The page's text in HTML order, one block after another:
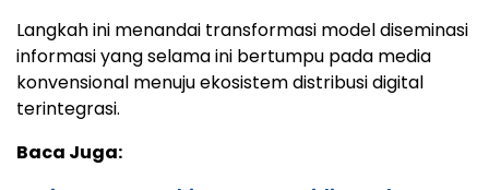
Langkah ini menandai transformasi model diseminasi
informasi yang selama ini bertumpu pada media
konvensional menuju ekosistem distribusi digital
terintegrasi.
Baca Juga: